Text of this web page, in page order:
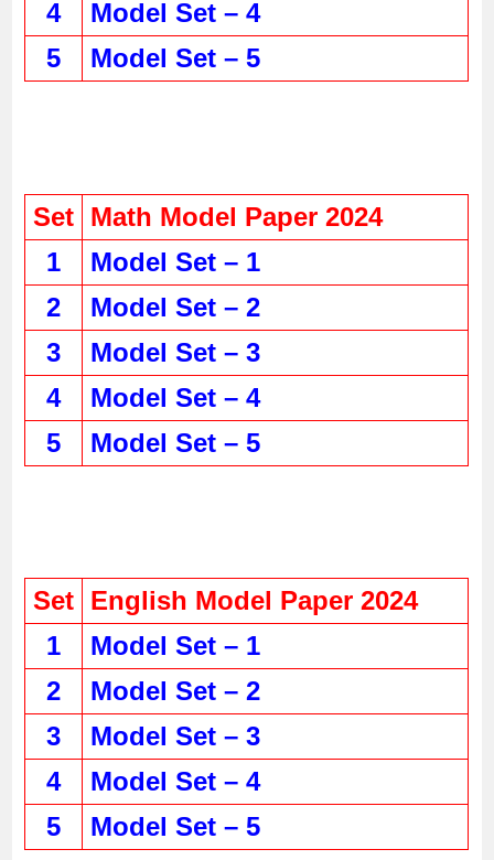
4
Model Set – 4
5
Model Set – 5
Set Math Model Paper 2024
1
Model Set – 1
2
Model Set – 2
3
Model Set – 3
4
Model Set – 4
5
Model Set – 5
Set English Model Paper 2024
1
Model Set – 1
2
Model Set – 2
3
Model Set – 3
4
Model Set – 4
5
Model Set – 5